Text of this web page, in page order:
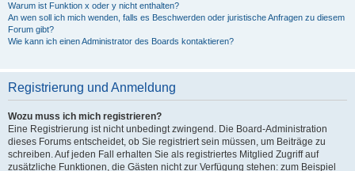
Warum ist Funktion x oder y nicht enthalten?
An wen soll ich mich wenden, falls es Beschwerden oder juristische Anfragen zu diesem
Forum gibt?
Wie kann ich einen Administrator des Boards kontaktieren?
Registrierung und Anmeldung
Wozu muss ich mich registrieren?
Eine Registrierung ist nicht unbedingt zwingend. Die Board-Administration
dieses Forums entscheidet, ob Sie registriert sein müssen, um Beiträge zu
schreiben. Auf jeden Fall erhalten Sie als registriertes Mitglied Zugriff auf
zusätzliche Funktionen, die Gästen nicht zur Verfügung stehen: zum Beispiel